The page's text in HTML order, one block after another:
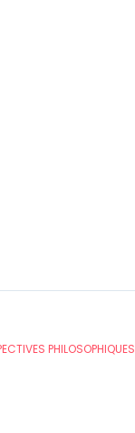
PHILOSOPHIQUES